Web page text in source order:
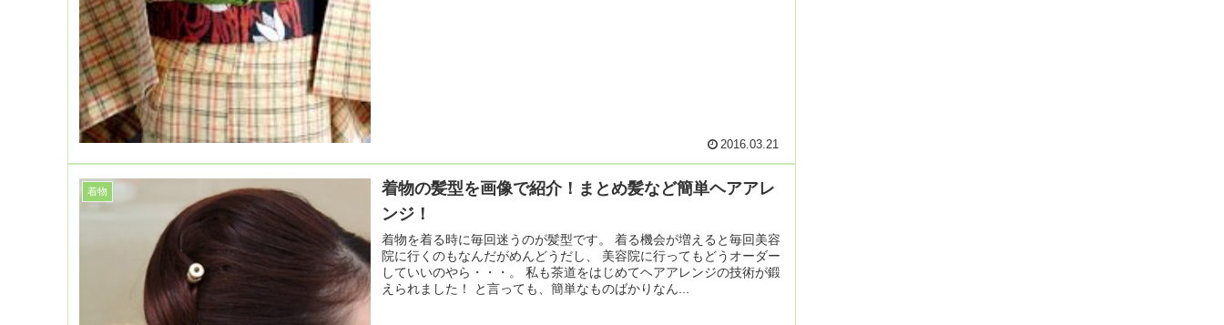
2016.03.21
着物
着物の髪型を画像で紹介！まとめ髪など簡単ヘアアレ
ンジ！
着物を着る時に毎回迷うのが髪型です。 着る機会が増えると毎回美容
院に行くのもなんだがめんどうだし、 美容院に行ってもどうオーダー
していいのやら・・・。 私も茶道をはじめてヘアアレンジの技術が鍛
えられました！ と言っても、簡単なものばかりなん...